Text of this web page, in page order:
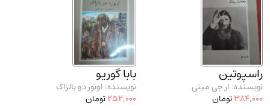
راسپوتین
نویسنده: ار جی مینی
384,000تومان
بابا گوریو
نویسنده: اونور دو بالزاک
252,000تومان